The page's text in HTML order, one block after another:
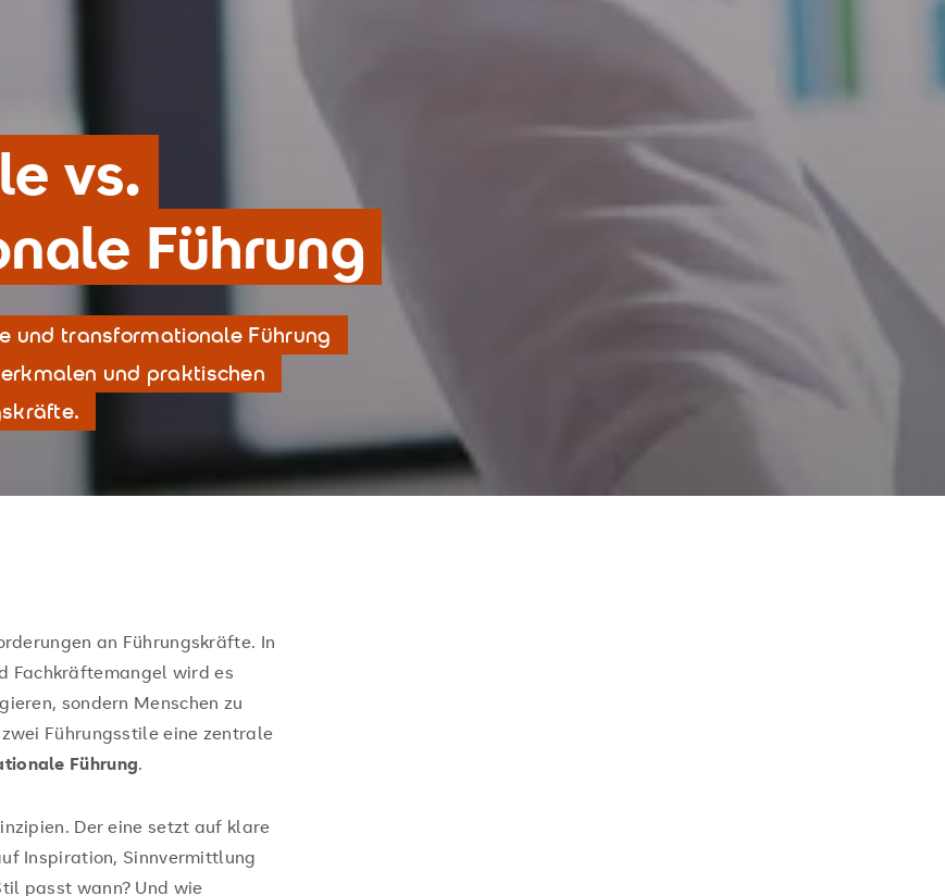
vs.
Führung
und transformationale Führung
und praktischen
an Führungskräfte. In
Fachkräftemangel wird es
sondern Menschen zu
Führungsstile eine zentrale
Führung.
Der eine setzt auf klare
Inspiration, Sinnvermittlung
passt wann? Und wie